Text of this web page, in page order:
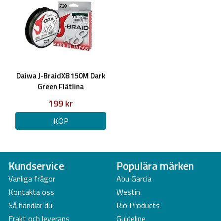
Spö vikt: 212g
Daiwa J-BraidX8 150M Dark
Green Flätlina
199 kr
KÖP
Kundservice
Vanliga frågor
Kontakta oss
Så handlar du
Frakt och leverans
Populära märken
Abu Garcia
Westin
Rio Products
Guideline